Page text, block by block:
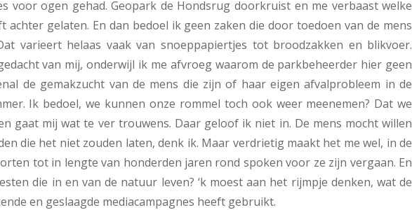
voor ogen gehad. Geopark de Hondsrug doorkruist en me verbaast welke
achter gelaten. En dan bedoel ik geen zaken die door toedoen van de mens
varieert helaas vaak van snoeppapiertjes tot broodzakken en blikvoer.
van mij, onderwijl ik me afvroeg waarom de parkbeheerder hier geen
de gemakzucht van de mens die zijn of haar eigen afvalprobleem in de
Ik bedoel, we kunnen onze rommel toch ook weer meenemen? Dat we
gaat mij wat te ver trouwens. Daar geloof ik niet in. De mens mocht willen
die het niet zouden laten, denk ik. Maar verdrietig maakt het me wel, in de
tot in lengte van honderden jaren rond spoken voor ze zijn vergaan. En
die in en van de natuur leven? ‘k moest aan het rijmpje denken, wat de
en geslaagde mediacampagnes heeft gebruikt.